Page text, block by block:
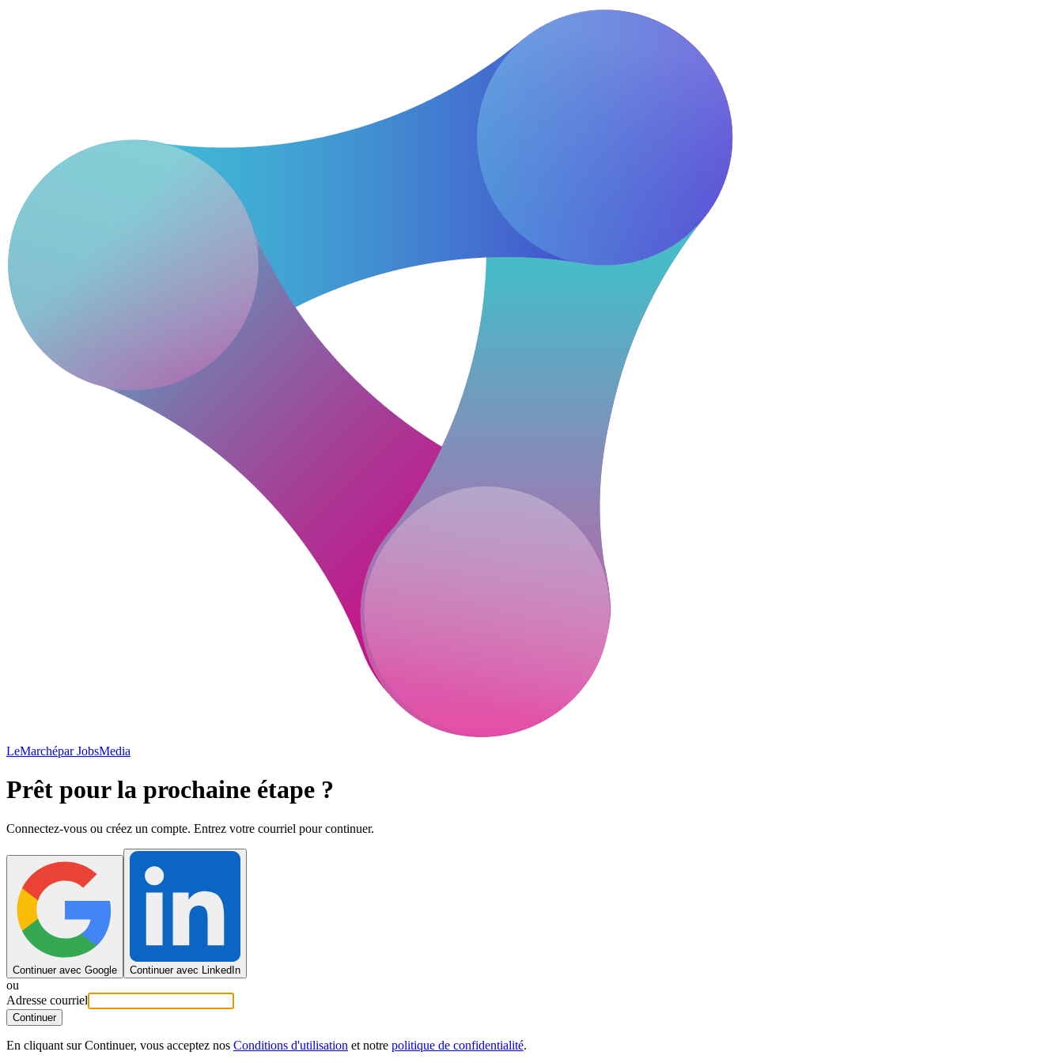
LeMarchépar JobsMedia
Prêt pour la prochaine étape ?
Connectez-vous ou créez un compte. Entrez votre courriel pour continuer.
Continuer avec Google Continuer avec LinkedIn
ou
Adresse courriel
Continuer
En cliquant sur Continuer, vous acceptez nos Conditions d'utilisation et notre politique de confidentialité.